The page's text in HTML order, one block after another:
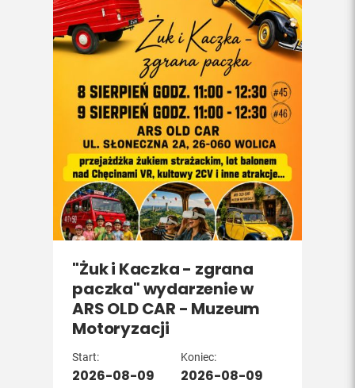
"Żuk i Kaczka - zgrana
paczka" wydarzenie w
ARS OLD CAR - Muzeum
Motoryzacji
Start:
2026-08-09
Koniec:
2026-08-09